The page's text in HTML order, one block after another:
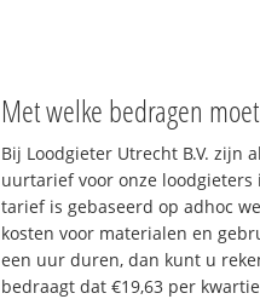
Met welke bedragen
Bij Loodgieter Utrecht B.V. zijn
uurtarief voor onze loodgieters
tarief is gebaseerd op adhoc
kosten voor materialen en
een uur duren, dan kunt u
bedraagt dat €19,63 per